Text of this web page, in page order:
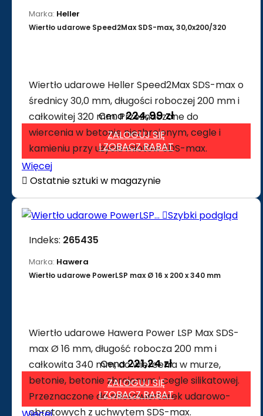
Marka: Heller
Wiertło udarowe Speed2Max SDS-max, 30,0x200/320
Wiertło udarowe Heller Speed2Max SDS-max o
średnicy 30,0 mm, długości roboczej 200 mm i
całkowitej 320 mm. Przeznaczone do
wiercenia w betonie niezbrojonym, cegle i
kamieniu przy użyciu młotów SDS-max.
Cena224,99 zł
ZALOGUJ SIĘ
I ZOBACZ RABAT
Więcej
 Ostatnie sztuki w magazynie
Szybki podgląd
Indeks: 265435
Marka: Hawera
Wiertło udarowe PowerLSP max Ø 16 x 200 x 340 mm
Wiertło udarowe Hawera Power LSP Max SDS-
max Ø 16 mm, długość robocza 200 mm i
całkowita 340 mm, do wiercenia w murze,
betonie, betonie zbrojonym i cegle silikatowej.
Przeznaczone do młotowiertarek udarowo-
obrotowych z uchwytem SDS-max.
Cena221,24 zł
ZALOGUJ SIĘ
I ZOBACZ RABAT